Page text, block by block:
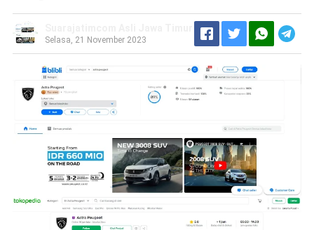
Selasa, 21 November 2023